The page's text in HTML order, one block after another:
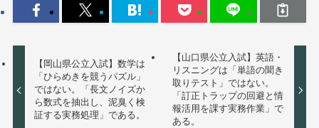
【岡山県公立入試】数学は
「ひらめきを競うパズル」
ではない。「長文ノイズか
ら数式を抽出し、泥臭く検
証する実務処理」である。
【山口県公立入試】英語・
リスニングは「単語の聞き
取りテスト」ではない。
「訂正トラップの回避と情
報活用を課す実務作業」で
ある。